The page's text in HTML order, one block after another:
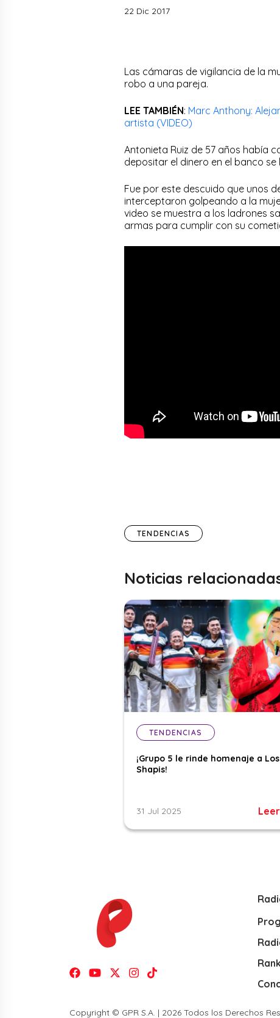
22 Dic 2017
Las cámaras de vigilancia de la
robo a una pareja.
LEE TAMBIÉN: Marc Anthony:
artista (VIDEO)
Antonieta Ruiz de 57 años había
depositar el dinero en el banco se
Fue por este descuido que unos
interceptaron golpeando a la
video se muestra a los ladrones
armas para cumplir con su
TENDENCIAS
Noticias
TENDENCIAS
¡Grupo 5 le rinde homenaje a Los
Shapis!
31 Jul 2025
Copyright © GPR S.A. | 2026 Todos los Derechos